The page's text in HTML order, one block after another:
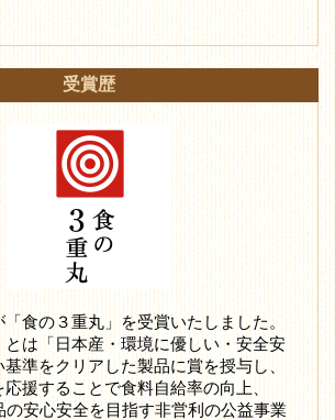
受賞歴
食の３重丸」を受賞いたしました。
は「日本産・環境に優しい・安全安
準をクリアした製品に賞を授与し、
援することで食料自給率の向上、
の安心安全を目指す非営利の公益事業